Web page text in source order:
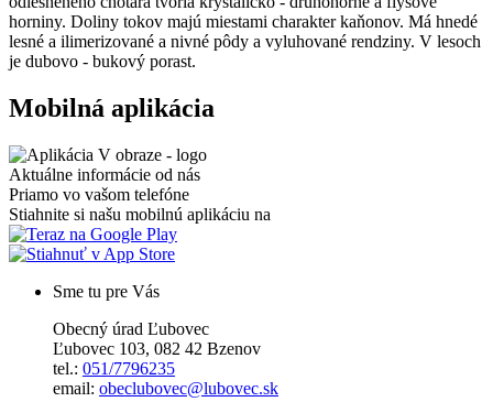
horniny. Doliny tokov majú miestami charakter kaňonov. Má hnedé
lesné a ilimerizované a nivné pôdy a vyluhované rendziny. V lesoch
je dubovo - bukový porast.
Mobilná aplikácia
Aktuálne informácie od nás
Priamo vo vašom telefóne
Stiahnite si našu mobilnú aplikáciu na
Sme tu pre Vás
Obecný úrad Ľubovec
Ľubovec 103, 082 42 Bzenov
tel.: 051/7796235
email: obeclubovec@lubovec.sk